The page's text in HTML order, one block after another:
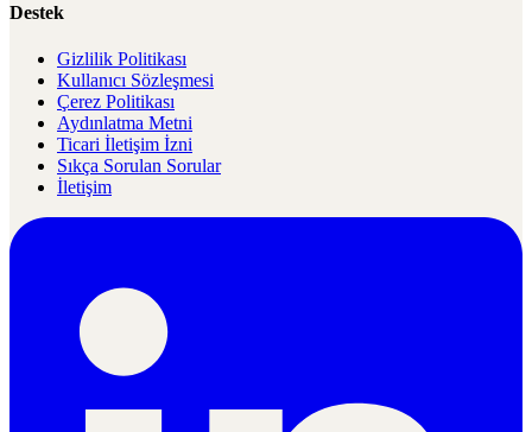
Destek
Gizlilik Politikası
Kullanıcı Sözleşmesi
Çerez Politikası
Aydınlatma Metni
Ticari İletişim İzni
Sıkça Sorulan Sorular
İletişim